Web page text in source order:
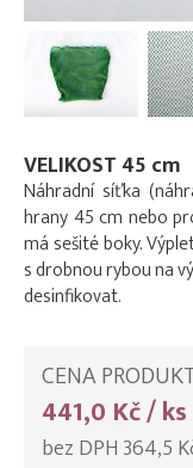
VELIKOST 45 cm
Náhradní síťka
hrany 45 cm nebo
má sešité boky.
s drobnou rybou na
desinfikovat.
CENA
441,0 Kč / ks
bez DPH 364,5